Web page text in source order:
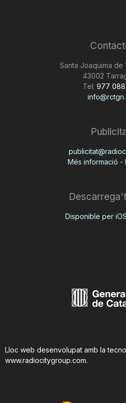
Santa Joaquima de
43002
Tel: 977
Més informació -
Disponible per
Lloc web desenvolupat amb la
www.radiocitygroup.com.